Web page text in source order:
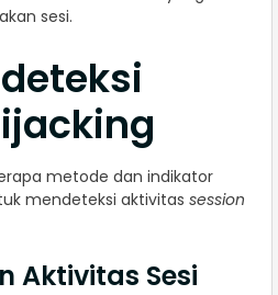
sesi.
metode dan indikator
mendeteksi aktivitas session
Aktivitas Sesi